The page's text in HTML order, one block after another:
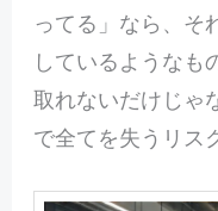
ってる」なら、そ
しているようなも
取れないだけじゃ
で全てを失うリス